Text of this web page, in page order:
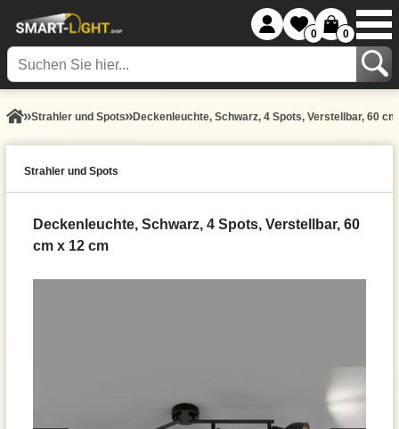
0 0
Strahler und Spots Deckenleuchte, Schwarz, 4 Spots, Verstellbar, 60
Strahler und Spots
Deckenleuchte, Schwarz, 4 Spots, Verstellbar, 60
cm x 12 cm